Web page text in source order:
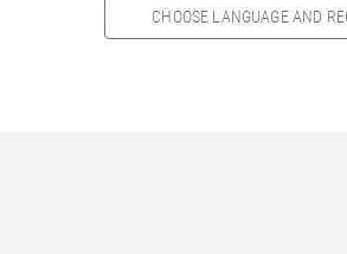
CHOOSE LANGUAGE AND